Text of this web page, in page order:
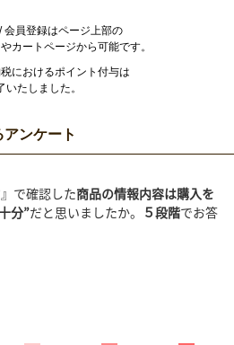
員登録はページ上部の
カートページから可能です。
におけるポイント付与は
いたしました。
ンケート